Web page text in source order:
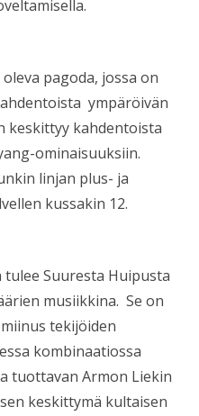
pagoda, jossa on
ympäröivän
keskittyy kahdentoista
ominaisuuksiin.
linjan plus- ja
kussakin 12.
tulee Suuresta Huipusta
musiikkina. Se on
tekijöiden
kombinaatiossa
tuottavan Armon Liekin
keskittymä kultaisen